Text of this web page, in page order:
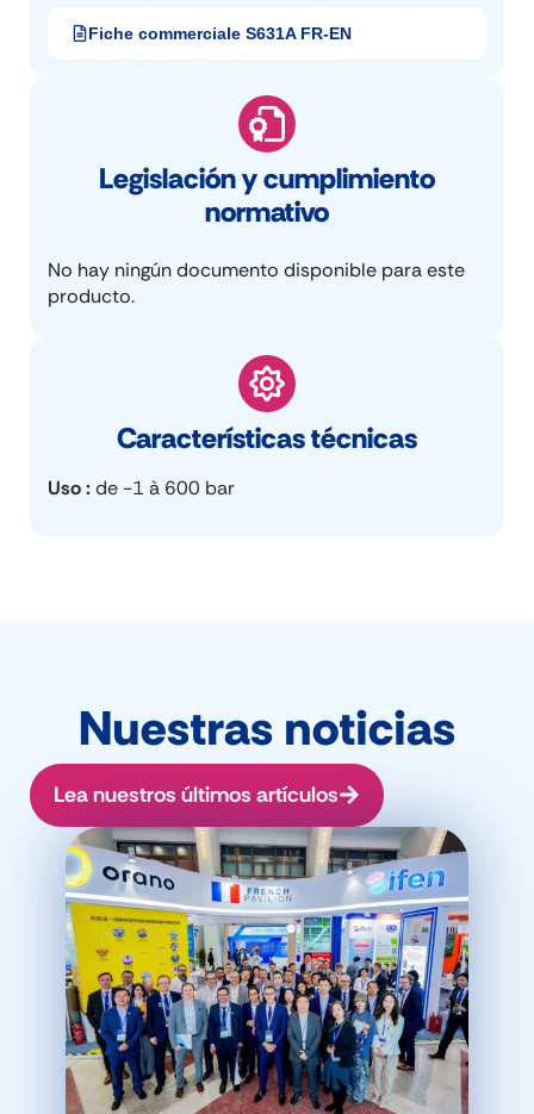
Fiche commerciale S631A FR-EN
Legislación y cumplimiento
normativo
No hay ningún documento disponible para este
producto.
Características técnicas
Uso de -1 à 600 bar
Nuestras noticias
Lea nuestros últimos artículos